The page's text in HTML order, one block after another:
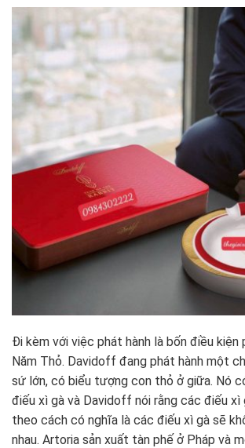
Đi kèm với việc phát hành là bốn điều kiện
Năm Thỏ. Davidoff đang phát hành một
sứ lớn, có biểu tượng con thỏ ở giữa. Nó
điếu xì gà và Davidoff nói rằng các điếu
theo cách có nghĩa là các điếu xì gà sẽ
nhau. Artoria sản xuất tàn phế ở Pháp và